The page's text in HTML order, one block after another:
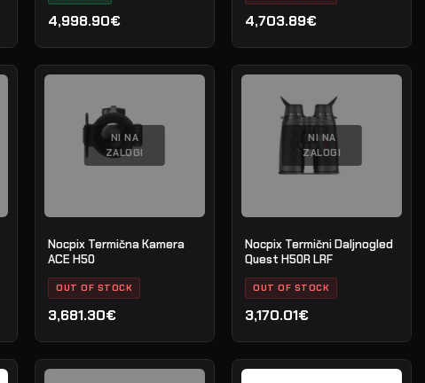
4,998.90€ 4,703.89€
NI NA
ZALOGI
Nocpix Termična Kamera
ACE H50
OUT OF STOCK
3,681.30€
NI NA
ZALOGI
Nocpix Termični Daljnogled
Quest H50R LRF
OUT OF STOCK
3,170.01€